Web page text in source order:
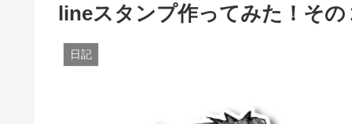
lineスタンプ作ってみた！その
日記